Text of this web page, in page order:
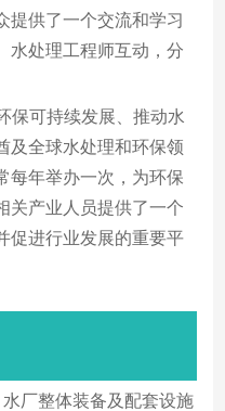
提供了一个交流和学习
水处理工程师互动，分
保可持续发展、推动水
及全球水处理和环保领
每年举办一次，为环保
关产业人员提供了一个
促进行业发展的重要平
厂整体装备及配套设施